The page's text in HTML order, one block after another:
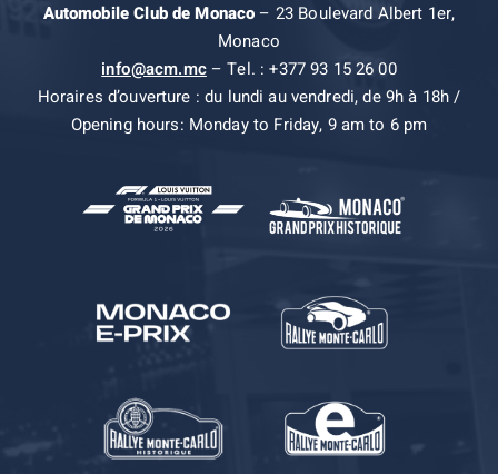
Automobile Club de Monaco– 23 Boulevard Albert 1er,
Monaco
info@acm.mc– Tel. : +377 93 15 26 00
Horaires d’ouverture : du lundi au vendredi, de 9h à 18h /
Opening hours: Monday to Friday, 9 am to 6 pm